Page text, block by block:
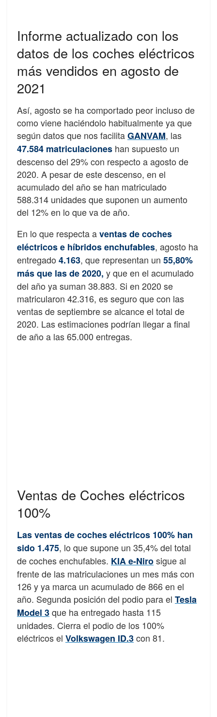
Informe actualizado con los
datos de los coches eléctricos
más vendidos en agosto de
2021
Así, agosto se ha comportado peor incluso de
como viene haciéndolo habitualmente ya que
según datos que nos facilitaGANVAM, las
47.584 matriculaciones han supuesto un
descenso del 29% con respecto a agosto de
2020. A pesar de este descenso, en el
acumulado del año se han matriculado
588.314 unidades que suponen un aumento
del 12% en lo que va de año.
En lo que respecta aventas de coches
eléctricos e híbridos enchufables, agosto ha
entregado 4.163, que representan un 55,80%
más que las de 2020, y que en el acumulado
del año ya suman 38.883. Si en 2020 se
matricularon 42.316, es seguro que con las
ventas de septiembre se alcance el total de
2020. Las estimaciones podrían llegar a final
de año a las 65.000 entregas.
Ventas de Coches eléctricos
100%
Las ventas de coches eléctricos 100% han
sido 1.475, lo que supone un 35,4% del total
de coches enchufables. KIA e-Nirosigue al
frente de las matriculaciones un mes más con
126 y ya marca un acumulado de 866 en el
año. Segunda posición del podio para el Tesla
Model 3que ha entregado hasta 115
unidades. Cierra el podio de los 100%
eléctricos el Volkswagen ID.3con 81.